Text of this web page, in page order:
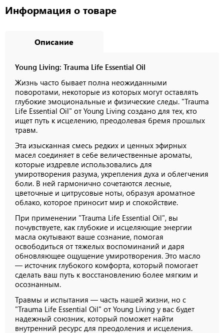
Информация о товаре
Описание
Young Living: Trauma Life Essential Oil
Жизнь часто бывает полна неожиданными
поворотами, некоторые из которых могут оставлять
глубокие эмоциональные и физические следы. "Trauma
Life Essential Oil" от Young Living создано для тех, кто
ищет путь к исцелению, преодолевая бремя прошлых
травм.
Эта изысканная смесь редких и ценных эфирных
масел соединяет в себе величественные ароматы,
которые издревле использовались для
умиротворения разума, укрепления духа и облегчения
боли. В ней гармонично сочетаются лесные,
цветочные и цитрусовые ноты, образуя ароматное
облако, которое приносит мир и спокойствие.
При применении "Trauma Life Essential Oil", вы
почувствуете, как глубокие и исцеляющие энергии
масла окутывают ваше сознание, помогая
освободиться от тяжелых воспоминаний и даря
обновляющее ощущение умиротворения. Это масло
— источник глубокого комфорта, который помогает
сделать ваш путь к восстановлению более мягким и
осознанным.
Травмы и испытания — часть нашей жизни, но с
"Trauma Life Essential Oil" от Young Living у вас будет
надежный союзник, который поможет найти
внутренний ресурс для преодоления и исцеления.